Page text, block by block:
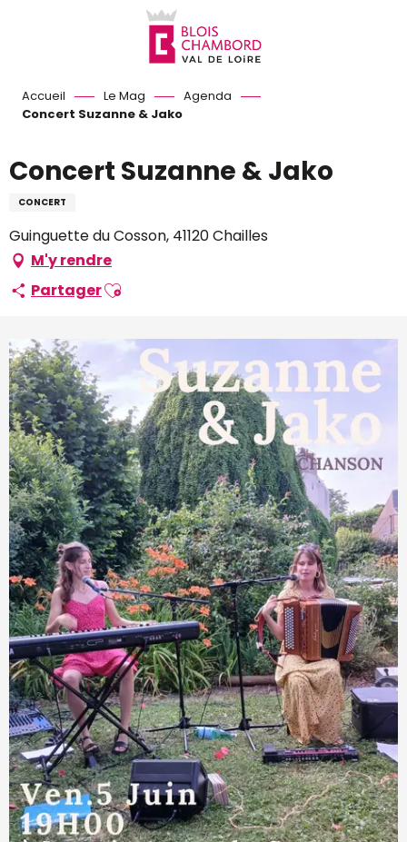
Accueil Le Mag
Agenda
Concert Suzanne & Jako
Concert Suzanne & Jako
CONCERT
Guinguette du Cosson, 41120 Chailles
M'y rendre
PartagerAjouter aux favoris